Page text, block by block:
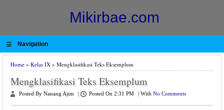
Mikirbae.com
≡ Navigation
Home » Kelas IX » Mengklasifikasi Teks Eksemplum
Mengklasifikasi Teks Eksemplum
Posted By Nanang Ajim Posted On 2:31 PM With No Comments